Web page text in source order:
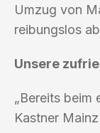
Umzug von
reibungslos
Unsere
„Bereits beim
Kastner